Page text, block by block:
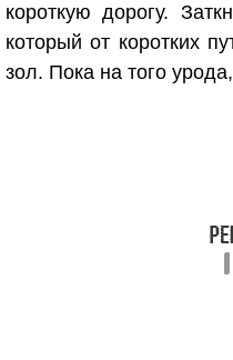
короткую дорогу.
который от коротких
зол. Пока на того